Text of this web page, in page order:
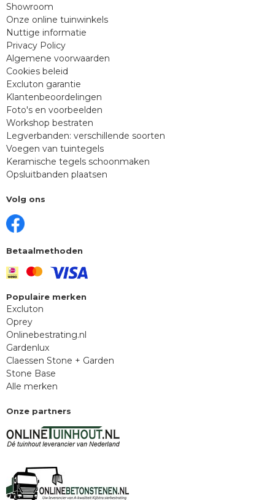
Showroom
Onze online tuinwinkels
Nuttige informatie
Privacy Policy
Algemene voorwaarden
Cookies beleid
Excluton garantie
Klantenbeoordelingen
Foto's en voorbeelden
Workshop bestraten
Legverbanden: verschillende soorten
Voegen van tuintegels
Keramische tegels schoonmaken
Opsluitbanden plaatsen
Volg ons
Betaalmethoden
Populaire merken
Excluton
Oprey
Onlinebestrating.nl
Gardenlux
Claessen Stone + Garden
Stone Base
Alle merken
Onze partners